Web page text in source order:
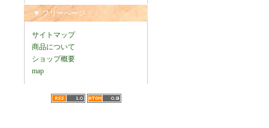
▼ フリーページ
サイトマップ
商品について
ショップ概要
map